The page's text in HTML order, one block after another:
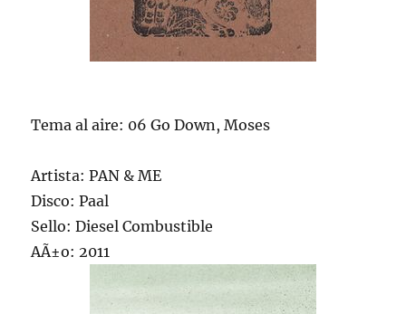
Tema al aire: 06 Go Down, Moses
Artista: PAN & ME
Disco: Paal
Sello: Diesel Combustible
AÃ±o: 2011